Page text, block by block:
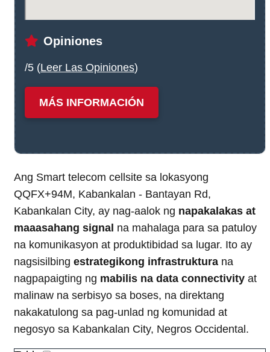
Opiniones
/5 (Leer Las Opiniones)
MÁS INFORMACIÓN
Ang Smart telecom cellsite sa lokasyong
QQFX+94M, Kabankalan - Bantayan Rd,
Kabankalan City, ay nag-aalok ng napakalakas at
maaasahang signal na mahalaga para sa patuloy
na komunikasyon at produktibidad sa lugar. Ito ay
nagsisilbing estrategikong infrastruktura na
nagpapaigting ng mabilis na data connectivity at
malinaw na serbisyo sa boses, na direktang
nakakatulong sa pag-unlad ng komunidad at
negosyo sa Kabankalan City, Negros Occidental.